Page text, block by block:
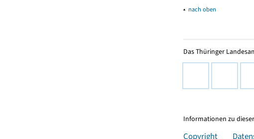
▴ nach oben
Das Thüringer
Informationen zu
Copyright